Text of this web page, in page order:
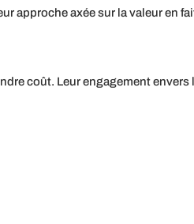
approche axée sur la valeur en
coût. Leur engagement envers